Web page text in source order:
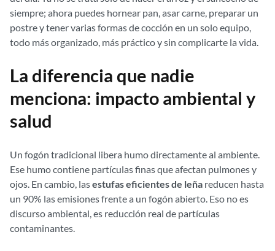
siempre; ahora puedes hornear pan, asar carne, preparar un
postre y tener varias formas de cocción en un solo equipo,
todo más organizado, más práctico y sin complicarte la vida.
La diferencia que nadie
menciona: impacto ambiental y
salud
Un fogón tradicional libera humo directamente al ambiente.
Ese humo contiene partículas finas que afectan pulmones y
ojos. En cambio, lasestufas eficientes de leña reducen hasta
un 90% las emisiones frente a un fogón abierto. Eso no es
discurso ambiental, es reducción real de partículas
contaminantes.